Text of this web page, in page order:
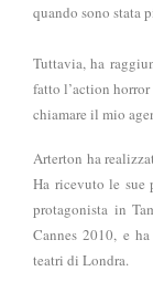
quando sono stata
Tuttavia, ha
fatto l’action
chiamare il mio
Arterton ha
Ha ricevuto le sue
protagonista in
Cannes 2010, e
teatri di Londra.